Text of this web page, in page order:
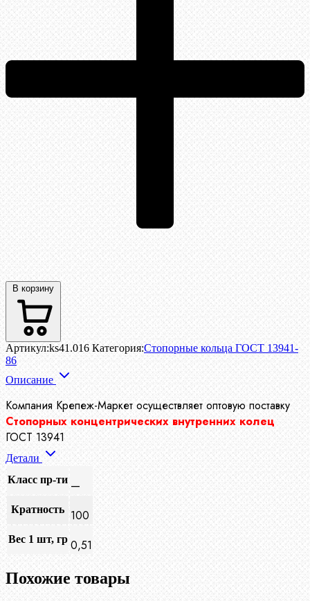
В корзину
Артикул:ks41.016 Категория:Стопорные кольца ГОСТ 13941-
86
Описание
Компания Крепеж-Маркет осуществляет оптовую поставку
Стопорных концентрических внутренних колец
ГОСТ 13941
Детали
Класс пр-ти —
Кратность 100
Вес 1 шт, гр 0,51
Похожие товары